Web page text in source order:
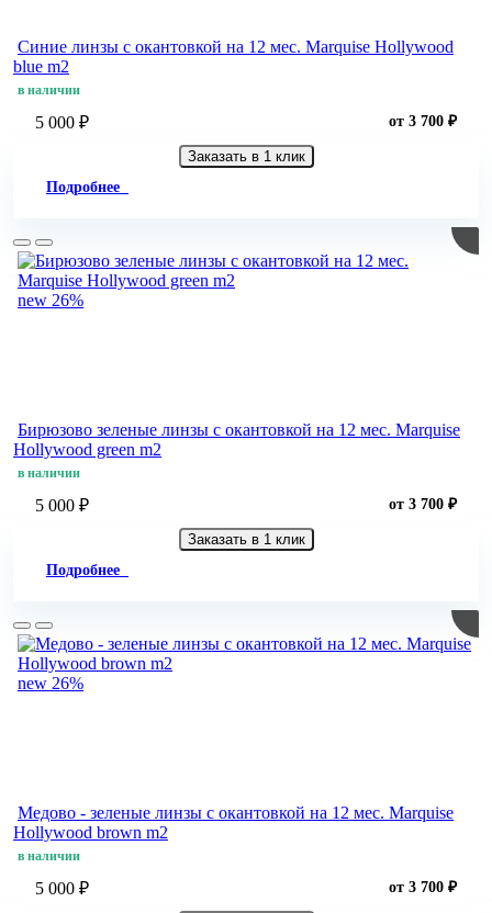
Синие линзы c окантовкой на 12 мес. Marquise Hollywood
blue m2
в наличии
5 000 ₽ от 3 700 ₽
Заказать в 1 клик
Подробнее
new 26%
Бирюзово зеленые линзы c окантовкой на 12 мес. Marquise
Hollywood green m2
в наличии
5 000 ₽ от 3 700 ₽
Заказать в 1 клик
Подробнее
new 26%
Медово - зеленые линзы c окантовкой на 12 мес. Marquise
Hollywood brown m2
в наличии
5 000 ₽ от 3 700 ₽